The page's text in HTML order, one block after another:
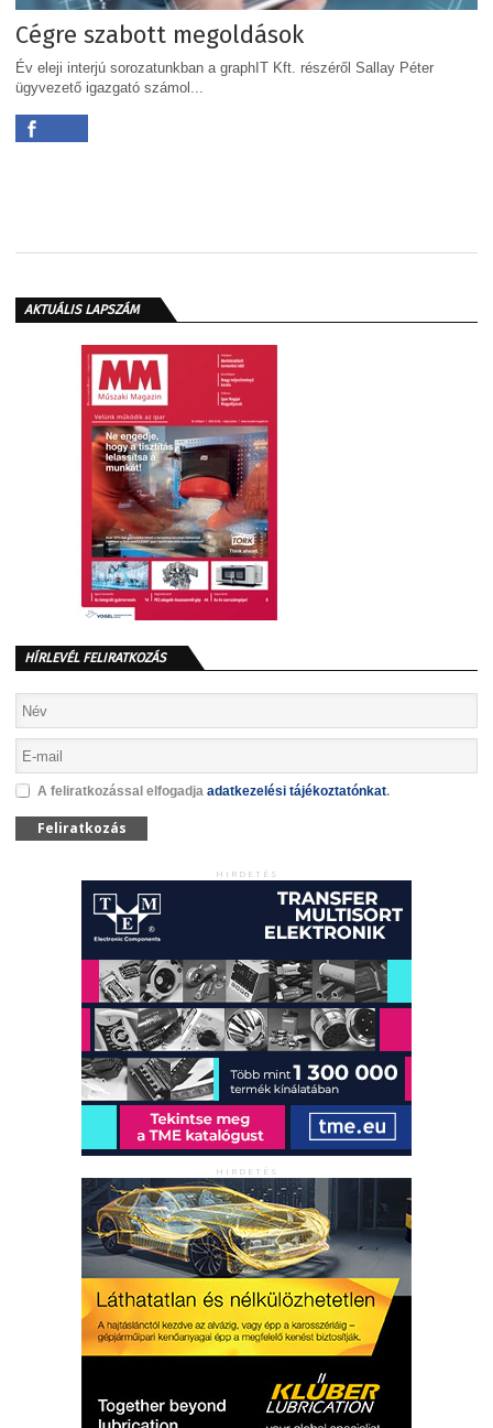
Cégre szabott megoldások
Év eleji interjú sorozatunkban a graphIT Kft. részéről Sallay Péter
ügyvezető igazgató számol...
AKTUÁLIS LAPSZÁM
HÍRLEVÉL FELIRATKOZÁS
A feliratkozással elfogadja adatkezelési tájékoztatónkat.
Feliratkozás
HIRDETÉS
HIRDETÉS